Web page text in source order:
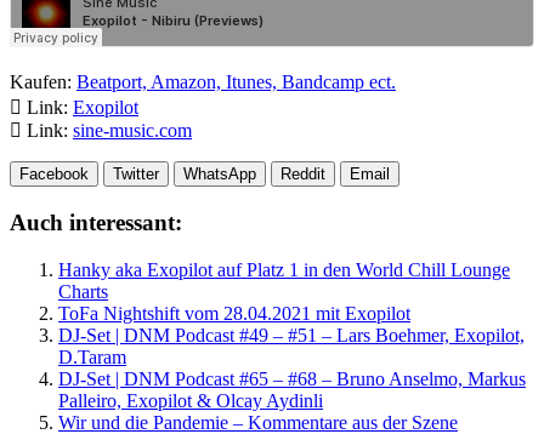
Kaufen: Beatport, Amazon, Itunes, Bandcamp ect.
Link: Exopilot
Link: sine-music.com
Facebook Twitter WhatsApp Reddit Email
Auch interessant:
Hanky aka Exopilot auf Platz 1 in den World Chill Lounge
Charts
ToFa Nightshift vom 28.04.2021 mit Exopilot
DJ-Set | DNM Podcast #49 – #51 – Lars Boehmer, Exopilot,
D.Taram
DJ-Set | DNM Podcast #65 – #68 – Bruno Anselmo, Markus
Palleiro, Exopilot & Olcay Aydinli
Wir und die Pandemie – Kommentare aus der Szene